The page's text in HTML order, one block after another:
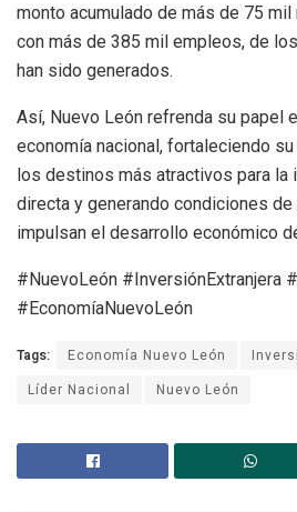
monto acumulado de más de 75
con más de 385 mil empleos, de
han sido generados.
Así, Nuevo León refrenda su papel
economía nacional, fortaleciendo
los destinos más atractivos para la
directa y generando condiciones
impulsan el desarrollo económico
#NuevoLeón #InversiónExtranjera
#EconomíaNuevoLeón
Tags: Economía Nuevo León
Líder Nacional
Nuevo León